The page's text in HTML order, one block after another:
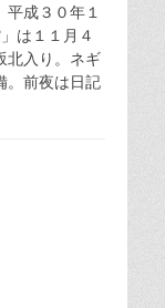
成３０年１
は１１月４
北入り。ネギ
。前夜は日記